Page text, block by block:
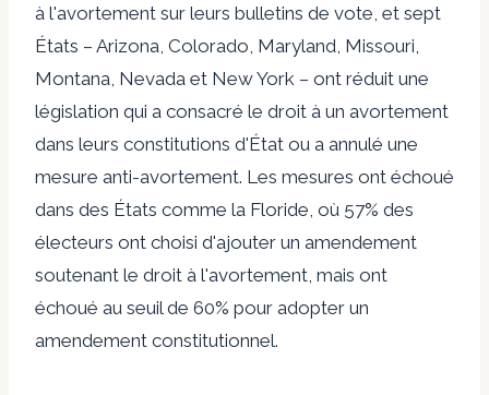
à l'avortement sur leurs bulletins de vote, et sept
États – Arizona, Colorado, Maryland, Missouri,
Montana, Nevada et New York – ont réduit une
législation qui a consacré le droit à un avortement
dans leurs constitutions d'État ou a annulé une
mesure anti-avortement. Les mesures ont échoué
dans des États comme la Floride, où 57% des
électeurs ont choisi d'ajouter un amendement
soutenant le droit à l'avortement, mais ont
échoué au seuil de 60% pour adopter un
amendement constitutionnel.